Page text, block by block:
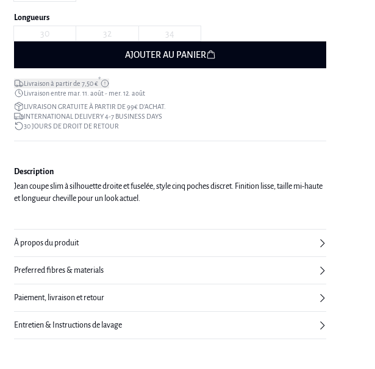
Longueurs
30 32 34
AJOUTER AU PANIER
Livraison à partir de 7,50 €*
Livraison entre mar. 11. août - mer. 12. août
LIVRAISON GRATUITE À PARTIR DE 99€ D’ACHAT.
INTERNATIONAL DELIVERY 4-7 BUSINESS DAYS
30 JOURS DE DROIT DE RETOUR
Description
Jean coupe slim à silhouette droite et fuselée, style cinq poches discret. Finition lisse, taille mi-haute
et longueur cheville pour un look actuel.
À propos du produit
Preferred fibres & materials
Paiement, livraison et retour
Entretien & Instructions de lavage